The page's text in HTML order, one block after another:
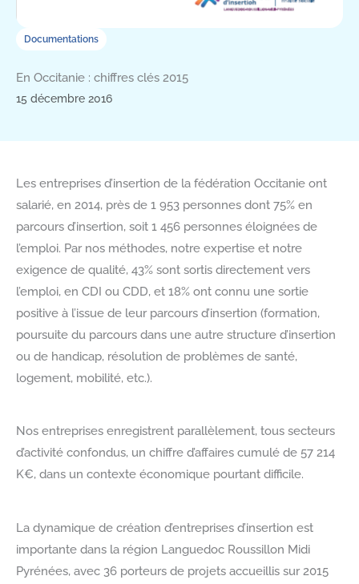
Documentations
En Occitanie : chiffres clés 2015
15 décembre 2016
Les entreprises d’insertion de la fédération Occitanie ont
salarié, en 2014, près de 1 953 personnes dont 75% en
parcours d’insertion, soit 1 456 personnes éloignées de
l’emploi. Par nos méthodes, notre expertise et notre
exigence de qualité, 43% sont sortis directement vers
l’emploi, en CDI ou CDD, et 18% ont connu une sortie
positive à l’issue de leur parcours d’insertion (formation,
poursuite du parcours dans une autre structure d’insertion
ou de handicap, résolution de problèmes de santé,
logement, mobilité, etc.).
Nos entreprises enregistrent parallèlement, tous secteurs
d’activité confondus, un chiffre d’affaires cumulé de 57 214
K€, dans un contexte économique pourtant difficile.
La dynamique de création d’entreprises d’insertion est
importante dans la région Languedoc Roussillon Midi
Pyrénées, avec 36 porteurs de projets accueillis sur 2015